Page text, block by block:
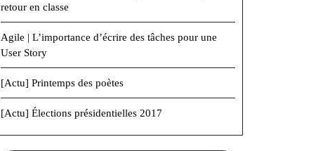
retour en classe
Agile | L’importance d’écrire des tâches pour une
User Story
[Actu] Printemps des poètes
[Actu] Élections présidentielles 2017